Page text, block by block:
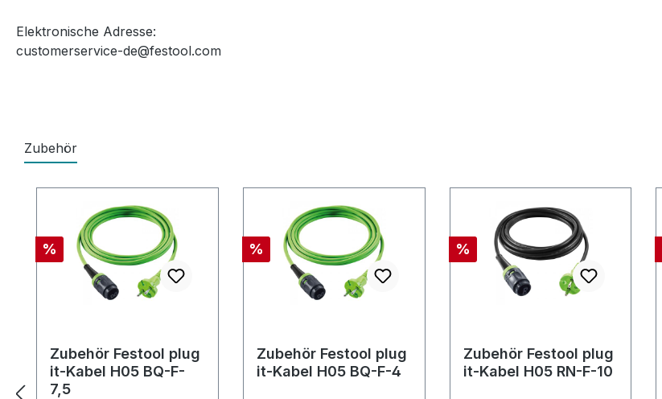
Elektronische Adresse:
customerservice-de@festool.com
Zubehör
Rabatt
%
Zubehör Festool plug
it-Kabel H05 BQ-F-
7,5
Rabatt
%
Zubehör Festool plug
it-Kabel H05 BQ-F-4
Rabatt
%
Zubehör Festool plug
it-Kabel H05 RN-F-10